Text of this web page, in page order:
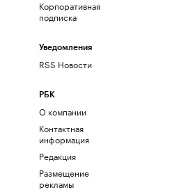
Корпоративная
подписка
Уведомления
RSS Новости
РБК
О компании
Контактная
информация
Редакция
Размещение
рекламы